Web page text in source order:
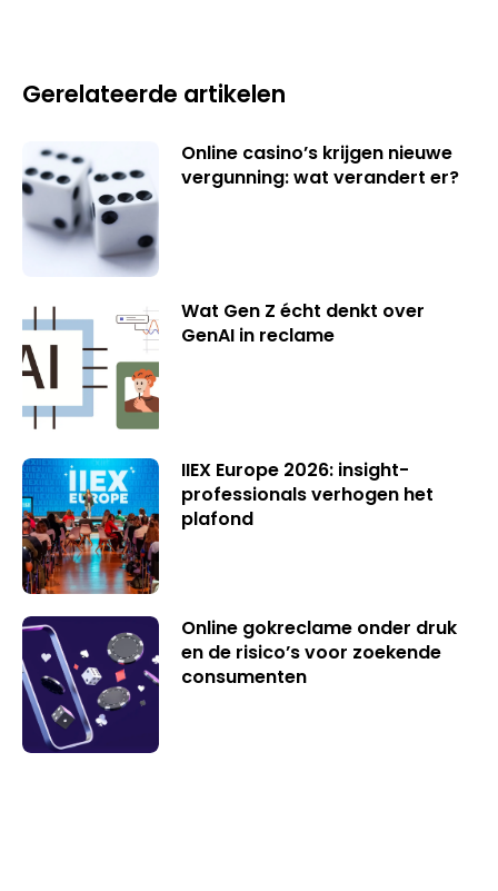
Gerelateerde artikelen
Online casino’s krijgen nieuwe
vergunning: wat verandert er?
Wat Gen Z écht denkt over
GenAI in reclame
IIEX Europe 2026: insight-
professionals verhogen het
plafond
Online gokreclame onder druk
en de risico’s voor zoekende
consumenten